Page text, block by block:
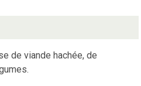
de viande hachée, de